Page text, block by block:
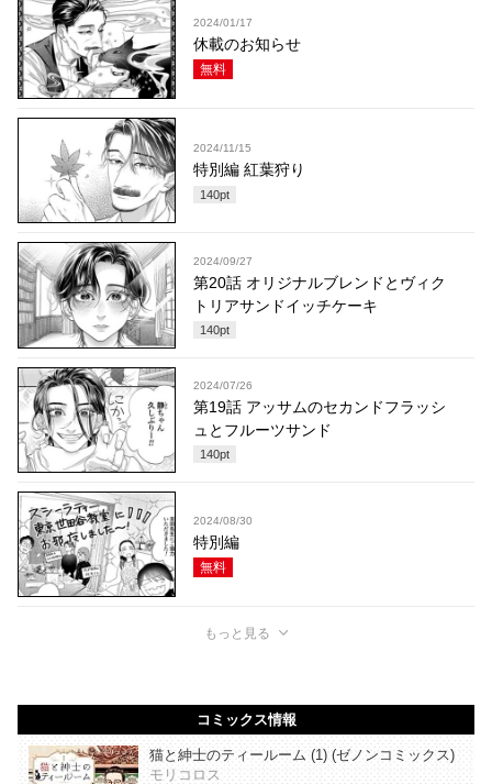
2024/01/17
休載のお知らせ
無料
2024/11/15
特別編 紅葉狩り
140pt
2024/09/27
第20話 オリジナルブレンドとヴィク
トリアサンドイッチケーキ
140pt
2024/07/26
第19話 アッサムのセカンドフラッシ
ュとフルーツサンド
140pt
2024/08/30
特別編
無料
もっと見る
コミックス情報
猫と紳士のティールーム (1) (ゼノンコミックス)
モリコロス